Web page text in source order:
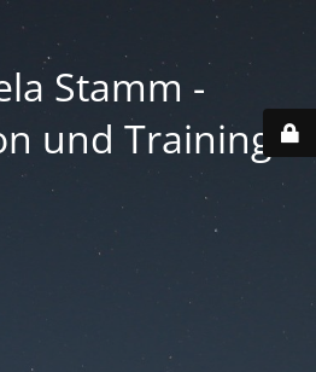
Stamm -
und Training